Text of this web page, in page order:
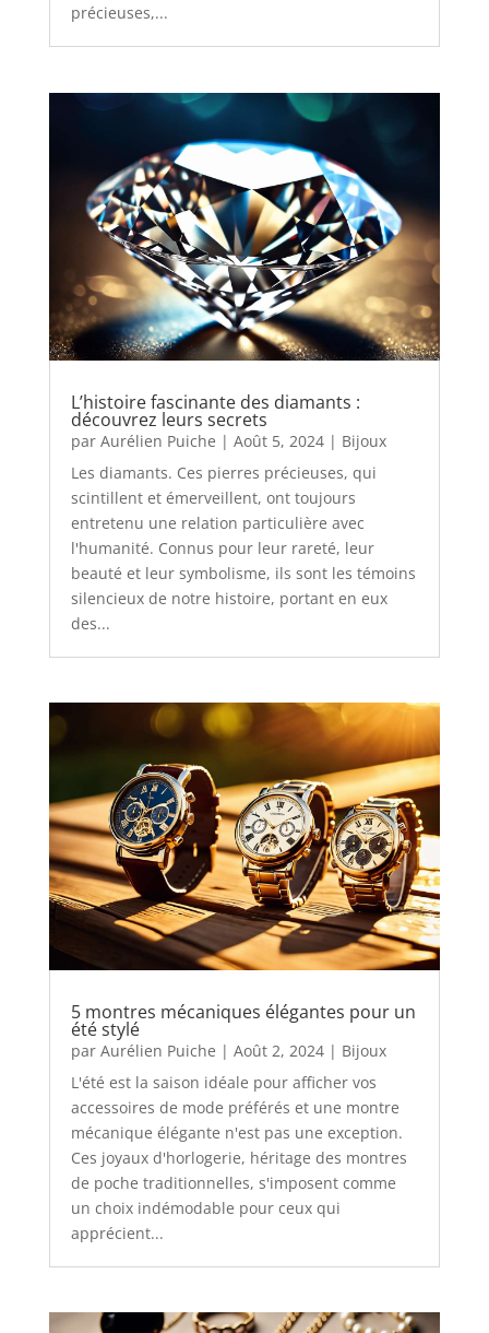
précieuses,...
L’histoire fascinante des diamants :
découvrez leurs secrets
par Aurélien Puiche | Août 5, 2024| Bijoux
Les diamants. Ces pierres précieuses, qui
scintillent et émerveillent, ont toujours
entretenu une relation particulière avec
l'humanité. Connus pour leur rareté, leur
beauté et leur symbolisme, ils sont les témoins
silencieux de notre histoire, portant en eux
des...
5 montres mécaniques élégantes pour un
été stylé
par Aurélien Puiche | Août 2, 2024| Bijoux
L'été est la saison idéale pour afficher vos
accessoires de mode préférés et une montre
mécanique élégante n'est pas une exception.
Ces joyaux d'horlogerie, héritage des montres
de poche traditionnelles, s'imposent comme
un choix indémodable pour ceux qui
apprécient...